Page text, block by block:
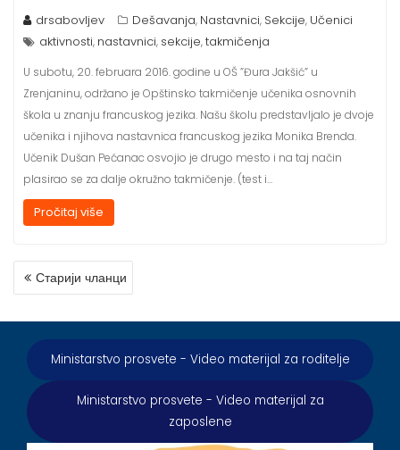
drsabovljev Dešavanja, Nastavnici, Sekcije, Učenici
aktivnosti, nastavnici, sekcije,takmičenja
U subotu, 20. februara 2016. godine u OŠ ”Đura Jakšić” u
Zrenjaninu, održano je Opštinsko takmičenje učenika osnovnih
škola u znanju francuskog jezika. Našu školu predstavljalo je dvoje
učenika i njihova nastavnica francuskog jezika Monika Brenda.
Učenik Dušan Pećanac osvojio je drugo mesto i na taj način
plasirao se za dalje okružno takmičenje. (test i…
Pročitaj više
КРЕТАЊЕ
ЧЛАНАКА
Старији чланци
Ministarstvo prosvete - Video materijal za roditelje
Ministarstvo prosvete - Video materijal za
zaposlene